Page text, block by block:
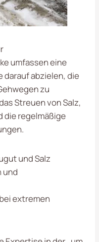
umfassen eine
darauf abzielen, die
zu
Streuen von Salz,
die regelmäßige
und Salz
und
extremen